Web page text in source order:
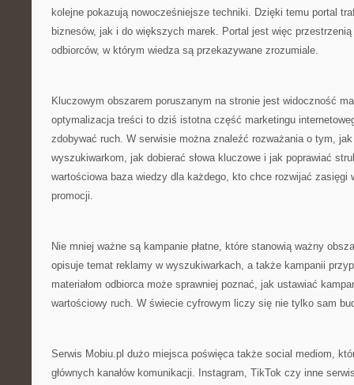
kolejne pokazują nowocześniejsze techniki. Dzięki temu portal
biznesów, jak i do większych marek. Portal jest więc
odbiorców, w którym wiedza są przekazywane zrozumiale.
Kluczowym obszarem poruszanym na stronie jest widoczność
optymalizacja treści to dziś istotna część marketingu
zdobywać ruch. W serwisie można znaleźć rozważania o tym,
wyszukiwarkom, jak dobierać słowa kluczowe i jak poprawiać
wartościowa baza wiedzy dla każdego, kto chce rozwijać zasięgi
promocji.
Nie mniej ważne są kampanie płatne, które stanowią ważny
opisuje temat reklamy w wyszukiwarkach, a także kampanii
materiałom odbiorca może sprawniej poznać, jak ustawiać
wartościowy ruch. W świecie cyfrowym liczy się nie tylko sam
Serwis Mobiu.pl dużo miejsca poświęca także social mediom,
głównych kanałów komunikacji. Instagram, TikTok czy inne